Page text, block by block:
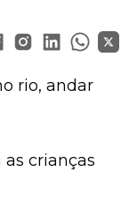
rio, andar
as crianças